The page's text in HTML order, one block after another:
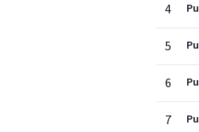
4
5
6
7